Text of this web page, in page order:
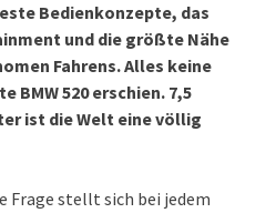
Bedienkonzepte, das
und die größte Nähe
Fahrens. Alles keine
BMW 520 erschien. 7,5
ist die Welt eine völlig
Frage stellt sich bei jedem